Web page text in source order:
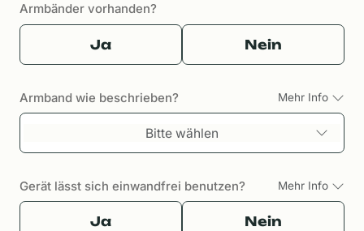
Armbänder vorhanden?
Ja Nein
Armband wie beschrieben? Mehr Info
Bitte wählen
Gerät lässt sich einwandfrei benutzen? Mehr Info
Ja Nein